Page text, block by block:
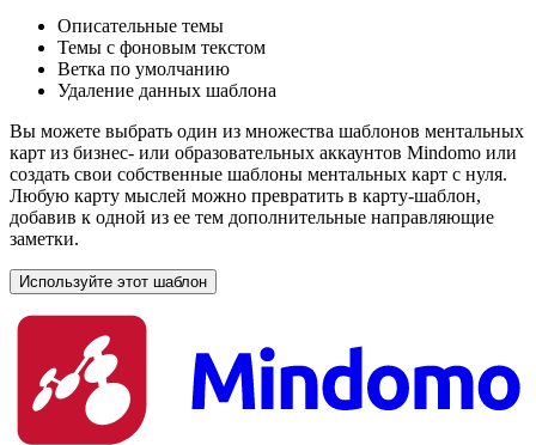
Описательные темы
Темы с фоновым текстом
Ветка по умолчанию
Удаление данных шаблона
Вы можете выбрать один из множества шаблонов ментальных
карт из бизнес- или образовательных аккаунтов Mindomo или
создать свои собственные шаблоны ментальных карт с нуля.
Любую карту мыслей можно превратить в карту-шаблон,
добавив к одной из ее тем дополнительные направляющие
заметки.
Используйте этот шаблон